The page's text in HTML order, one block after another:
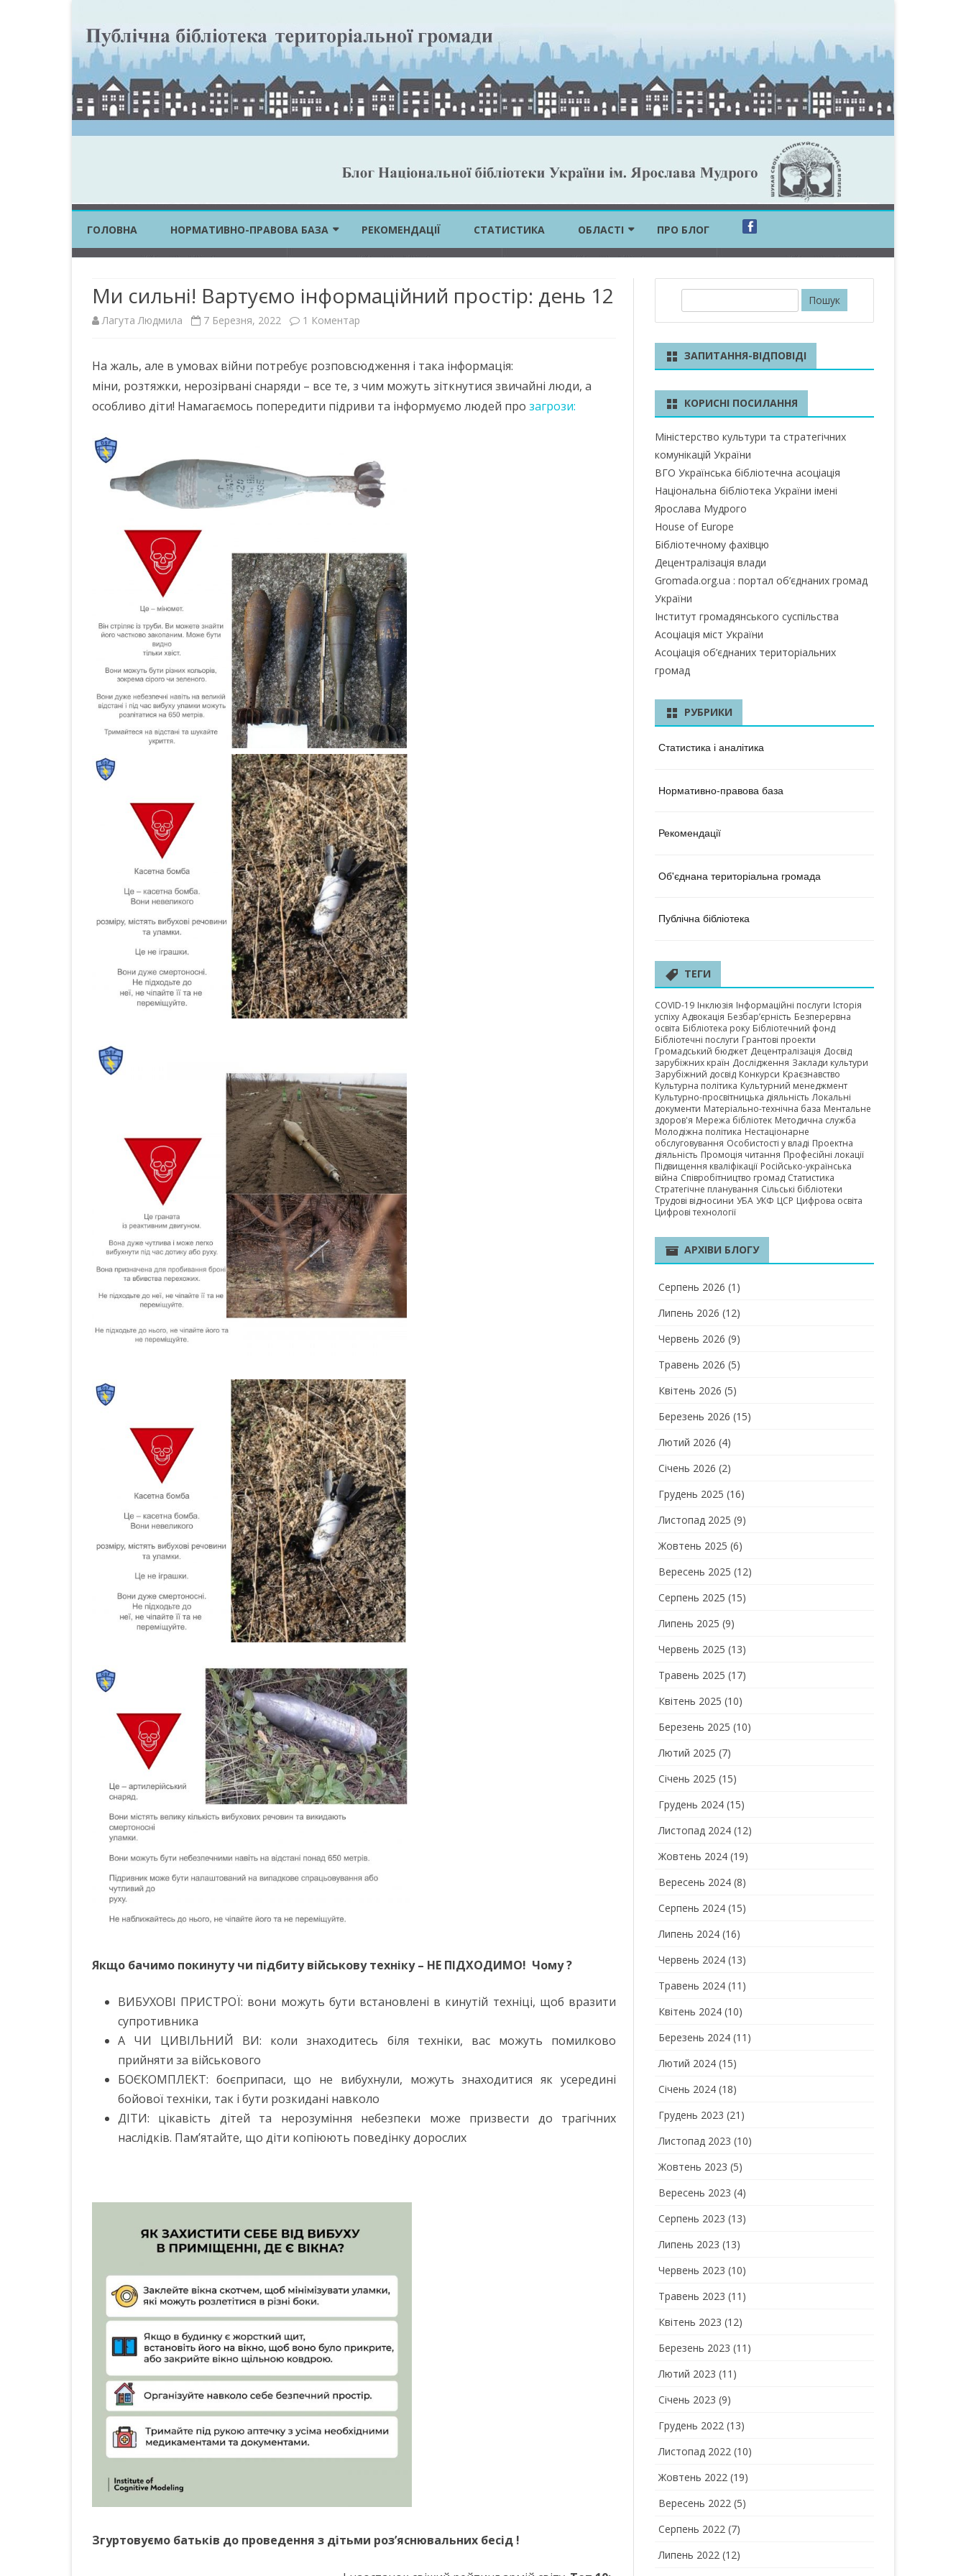
to
ГОЛОВНА НОРМАТИВНО-ПРАВОВА БАЗА
ПОСТАНОВИ КМУ
НАКАЗИ ЦОВВ
РЕКОМЕНДАЦІЇ СТАТИСТИКА ОБЛАСТІ
ВОЛИНСЬКА ОБЛАСТЬ
ДНІПРОПЕТРОВСЬКА ОБЛАСТЬ
ДОНЕЦЬКА ОБЛАСТЬ
ЗАКАРПАТСЬКА ОБЛАСТЬ
ЗАПОРІЗЬКА ОБЛАСТЬ
ІВАНО-ФРАНКІВСЬКА ОБЛАСТЬ
КИЇВСЬКА ОБЛАСТЬ
КІРОВОГРАДСЬКА ОБЛАСТЬ
ЛУГАНСЬКА ОБЛАСТЬ
ЛЬВІВСЬКА ОБЛАСТЬ
ОДЕСЬКА ОБЛАСТЬ
ТЕРНОПІЛЬСЬКА ОБЛАСТЬ
ХМЕЛЬНИЦЬКА ОБЛАСТЬ
ЧЕРНІГІВСЬКА ОБЛАСТЬ
ПРО БЛОГ
Ми сильні! Вартуємо інформаційний простір: день 12
Лагута Людмила 7 Березня, 2022 1 Коментар
сильні!
Вартуємо
день
12
На жаль, але в умовах війни потребує розповсюдження і така інформація:
міни, розтяжки, нерозірвані снаряди – все те, з чим можуть зіткнутися звичайні люди, а
особливо діти! Намагаємось попередити підриви та інформуємо людей про загрози:
Якщо бачимо покинуту чи підбиту військову техніку – НЕ ПІДХОДИМО! Чому ?
ВИБУХОВІ ПРИСТРОЇ: вони можуть бути встановлені в кинутій техніці, щоб вразити
супротивника
А ЧИ ЦИВІЛЬНИЙ ВИ: коли знаходитесь біля техніки, вас можуть помилково
прийняти за військового
БОЄКОМПЛЕКТ: боєприпаси, що не вибухнули, можуть знаходитися як усередині
бойової техніки, так і бути розкидані навколо
ДІТИ: цікавість дітей та нерозуміння небезпеки може призвести до трагічних
наслідків. Пам’ятайте, що діти копіюють поведінку дорослих
Згуртовуємо батьків до проведення з дітьми роз’яснювальних бесід !
к
ЗАПИТАННЯ-ВІДПОВІДІ
КОРИСНІ ПОСИЛАННЯ
Міністерство культури та стратегічних
комунікацій України
ВГО Українська бібліотечна асоціація
Національна бібліотека України імені
Ярослава Мудрого
House of Europe
Бібліотечному фахівцю
Децентралізація влади
Gromada.org.ua : портал об’єднаних громад
України
Інститут громадянського суспільства
Асоціація міст України
Асоціація об’єднаних територіальних
громад
РУБРИКИ
Статистика і аналітика
Нормативно-правова база
Рекомендації
Об'єднана територіальна громада
Публічна бібліотека
ТЕГИ
COVID-19 Інклюзія Інформаційні послуги Історія
успіху Адвокація Безбар’єрність Безперервна
освіта Бібліотека року Бібліотечний фонд
Бібліотечні послуги Грантові проекти
Громадський бюджет Децентралізація Досвід
зарубіжних країн Дослідження Заклади культури
Зарубіжний досвід Конкурси Краєзнавство
Культурна політика Культурний менеджмент
Культурно-просвітницька діяльність Локальні
документи Матеріально-технічна база Ментальне
здоров'я Мережа бібліотек Методична служба
Молодіжна політика Нестаціонарне
обслуговування Особистості у владі Проектна
діяльність Промоція читання Професійні локації
Підвищення кваліфікації Російсько-українська
війна Співробітництво громад Статистика
Стратегічне планування Сільські бібліотеки
Трудові відносини УБА УКФ ЦСР Цифрова освіта
Цифрові технології
АРХІВИ БЛОГУ
Серпень 2026 (1)
Липень 2026 (12)
Червень 2026 (9)
Травень 2026 (5)
Квітень 2026 (5)
Березень 2026 (15)
Лютий 2026 (4)
Січень 2026 (2)
Грудень 2025 (16)
Листопад 2025 (9)
Жовтень 2025 (6)
Вересень 2025 (12)
Серпень 2025 (15)
Липень 2025 (9)
Червень 2025 (13)
Травень 2025 (17)
Квітень 2025 (10)
Березень 2025 (10)
Лютий 2025 (7)
Січень 2025 (15)
Грудень 2024 (15)
Листопад 2024 (12)
Жовтень 2024 (19)
Вересень 2024 (8)
Серпень 2024 (15)
Липень 2024 (16)
Червень 2024 (13)
Травень 2024 (11)
Квітень 2024 (10)
Березень 2024 (11)
Лютий 2024 (15)
Січень 2024 (18)
Грудень 2023 (21)
Листопад 2023 (10)
Жовтень 2023 (5)
Вересень 2023 (4)
Серпень 2023 (13)
Липень 2023 (13)
Червень 2023 (10)
Травень 2023 (11)
Квітень 2023 (12)
Березень 2023 (11)
Лютий 2023 (11)
Січень 2023 (9)
Грудень 2022 (13)
Листопад 2022 (10)
Жовтень 2022 (19)
Вересень 2022 (5)
Серпень 2022 (7)
Липень 2022 (12)